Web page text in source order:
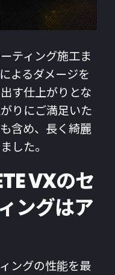
ティング施工ま
よるダメージを
す仕上がりとな
りにご満足いた
含め、長く綺麗
した。
VXのセ
ングはア
ングの性能を最